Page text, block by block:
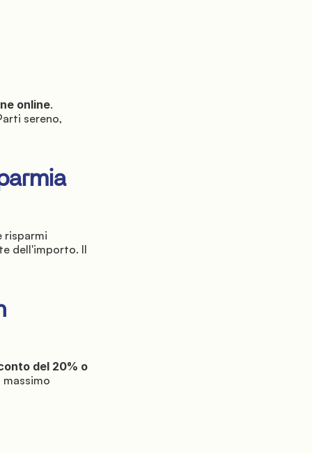
online.
sereno,
risparmi
dell'importo. Il
del 20% o